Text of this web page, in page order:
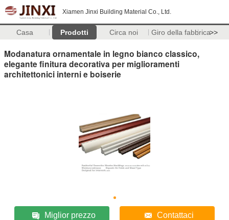
Xiamen Jinxi Building Material Co., Ltd.
Casa Prodotti Circa noi Giro della fabbrica>>
Modanatura ornamentale in legno bianco classico,
elegante finitura decorativa per miglioramenti
architettonici interni e boiserie
Miglior prezzo Contattaci